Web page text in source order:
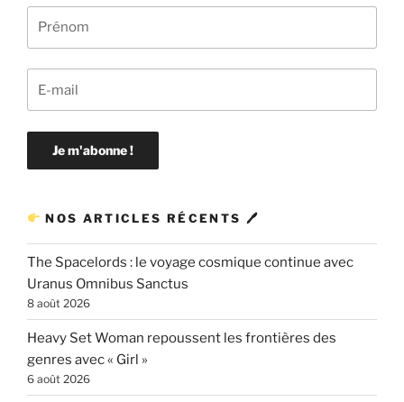
NOS ARTICLES RÉCENTS 🖊
The Spacelords : le voyage cosmique continue avec
Uranus Omnibus Sanctus
8 août 2026
Heavy Set Woman repoussent les frontières des
genres avec « Girl »
6 août 2026